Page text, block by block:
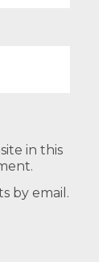
in this
by email.